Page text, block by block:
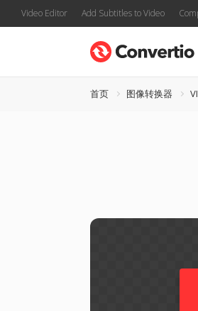
Video Editor Add Subtitles to Video
首页 图像转换器